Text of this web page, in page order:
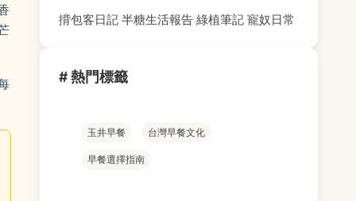
揹包客日記 半糖生活報告 綠植筆記 寵奴日常
# 熱門標籤
玉井早餐 台灣早餐文化
早餐選擇指南